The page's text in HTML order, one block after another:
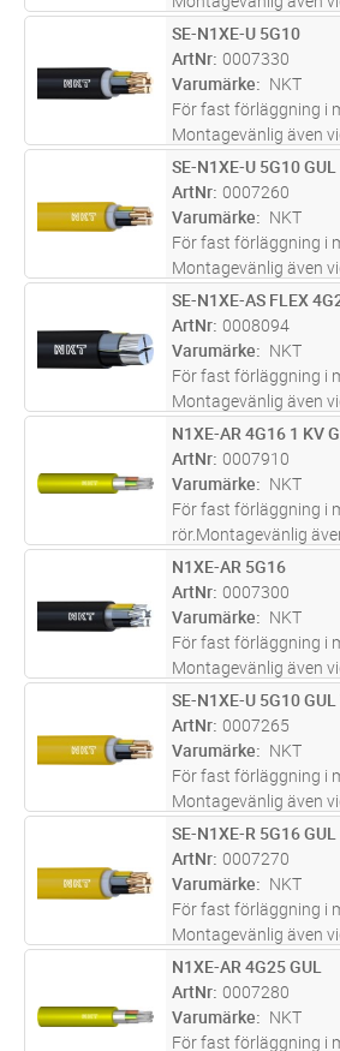
Lämplig för nedplöjning.
M Lägg i
SE-N1XE-U 5G10
ArtNr 0007330
Varumärke
NKT
För fast förläggning i
Montagevänlig även
Lämplig för nedplöjning.
M Lägg i
SE-N1XE-U 5G10 GUL
ArtNr 0007260
Varumärke
NKT
För fast förläggning i
Montagevänlig även
Lämplig för
M Lägg i
SE-N1XE-AS FLEX
ArtNr 0008094
Varumärke
NKT
För fast förläggning i
Montagevänlig även
Lämplig för
M Lägg i
N1XE-AR 4G16 1 KV
ArtNr 0007910
Varumärke
NKT
För fast förläggning i
rör.Montagevänlig
temperaturer.Lämplig
M Lägg i
N1XE-AR 5G16
ArtNr 0007300
Varumärke
NKT
För fast förläggning i
Montagevänlig även
Lämplig för
M Lägg i
SE-N1XE-U 5G10
ArtNr 0007265
Varumärke
NKT
För fast förläggning i
Montagevänlig även
Lämplig för nedplöjning.
M Lägg i
SE-N1XE-R 5G16 GUL
ArtNr 0007270
Varumärke
NKT
För fast förläggning i
Montagevänlig även
Lämplig för nedplöjning.
M Lägg i
N1XE-AR 4G25 GUL
ArtNr 0007280
Varumärke
NKT
För fast förläggning i